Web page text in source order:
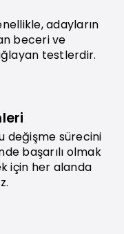
adayların
beceri ve
testlerdir.
değişme sürecini
başarılı olmak
için her alanda